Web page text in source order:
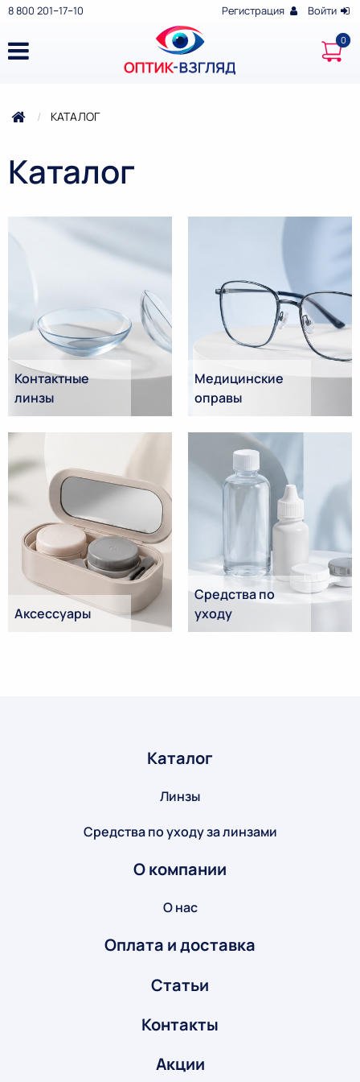
8 800 201‒17‒10 Регистрация Войти
ТЕКУЩАЯ:
КАТАЛОГ
Каталог
Контактные
линзы
Аксессуары
Медицинские
оправы
Средства по
уходу
Каталог
Линзы
Средства по уходу за линзами
О компании
О нас
Оплата и доставка
Статьи
Контакты
Акции